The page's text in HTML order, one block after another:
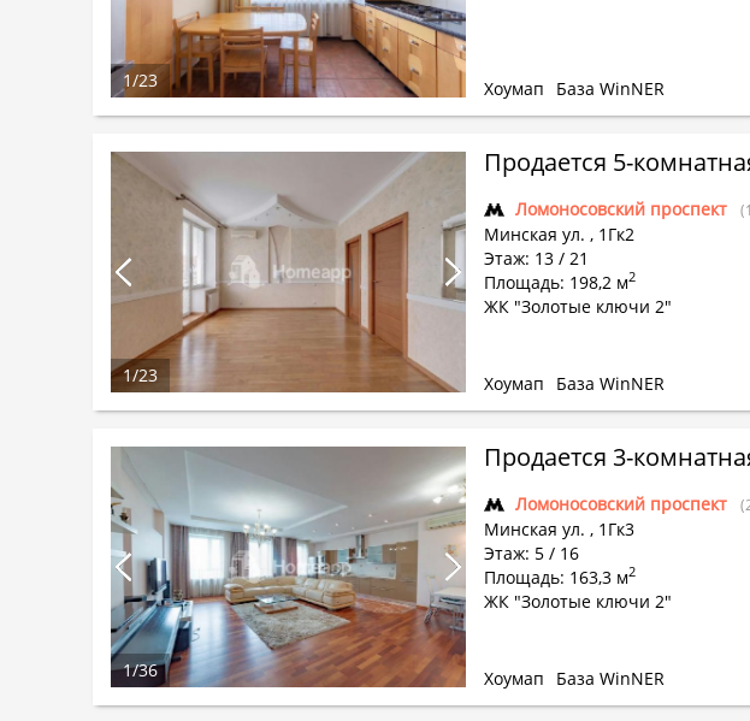
Хоумап База WinNER
1/23
Продается 5-
Ломоносовский проспект
Минская ул. , 1Гк2
Этаж: 13 / 21
Площадь: 198,2 м2
ЖК "Золотые ключи 2"
Хоумап База WinNER
1/23
Продается 3-
Ломоносовский проспект
Минская ул. , 1Гк3
Этаж: 5 / 16
Площадь: 163,3 м2
ЖК "Золотые ключи 2"
Хоумап База WinNER
1/36